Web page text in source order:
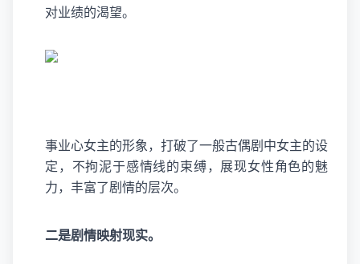
对业绩的渴望。
事业心女主的形象，打破了一般古偶剧中女主的设
定，不拘泥于感情线的束缚，展现女性角色的魅
力，丰富了剧情的层次。
二是剧情映射现实。